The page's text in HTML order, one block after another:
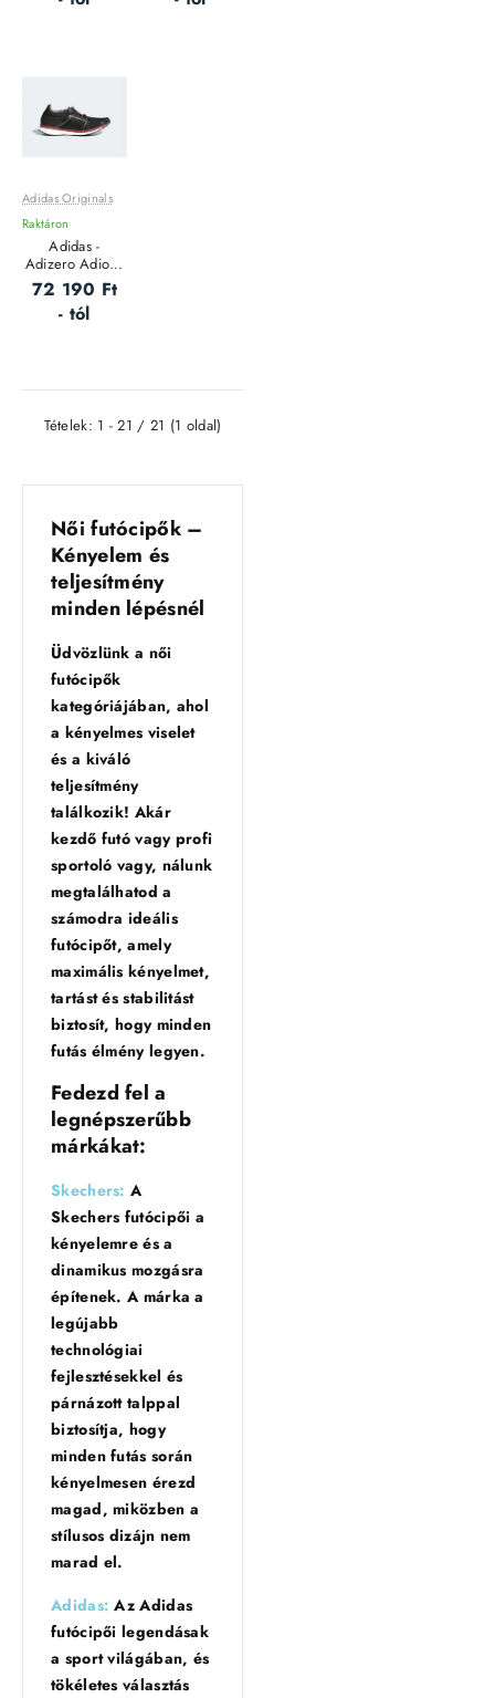
Női futócipők –
Kényelem és
teljesítmény
minden lépésnél
Üdvözlünk a női
futócipők
kategóriájában, ahol
a kényelmes viselet
és a kiváló
teljesítmény
találkozik! Akár
kezdő futó vagy profi
sportoló vagy, nálunk
megtalálhatod a
számodra ideális
futócipőt, amely
maximális kényelmet,
tartást és stabilitást
biztosít, hogy minden
futás élmény legyen.
Fedezd fel a
legnépszerűbb
márkákat:
Skechers: A
Skechers futócipői a
kényelemre és a
dinamikus mozgásra
építenek. A márka a
legújabb
technológiai
fejlesztésekkel és
párnázott talppal
biztosítja, hogy
minden futás során
kényelmesen érezd
magad, miközben a
stílusos dizájn nem
marad el.
Adidas: Az Adidas
futócipői legendásak
a sport világában, és
tökéletes választás
Leárazás
Outlet Ár
Adidas Originals
Raktáron
Adidas -
Adizero Adios -
Női futócipő
72 190 Ft
- tól
Tételek: 1 - 21 / 21 (1 oldal)